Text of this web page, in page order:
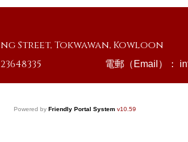
Street, Tokwawan, Kowloon
23648335 電郵（Email）：
Powered by Friendly Portal System v10.59